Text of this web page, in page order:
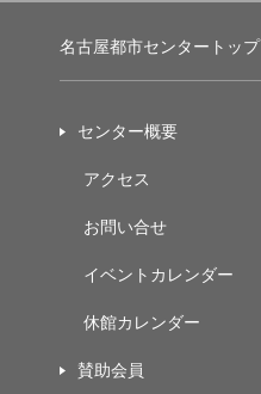
名古屋都市センタートップ
センター概要
アクセス
お問い合せ
イベントカレンダー
休館カレンダー
賛助会員